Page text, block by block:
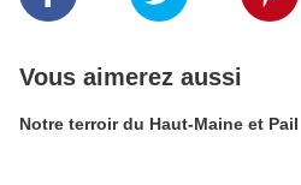
Vous aimerez aussi
Notre terroir du Haut-Maine et Pail